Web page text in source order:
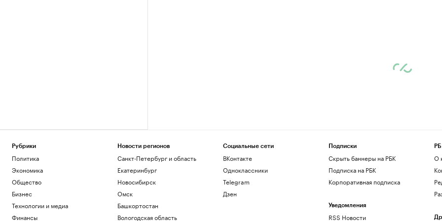
Рубрики
Политика
Экономика
Общество
Бизнес
Технологии и медиа
Финансы
Новости регионов
Санкт-Петербург и область
Екатеринбург
Новосибирск
Омск
Башкортостан
Вологодская область
Социальные сети
ВКонтакте
Одноклассники
Telegram
Дзен
Подписки
Скрыть баннеры на РБК
Подписка на РБК
Корпоративная подписка
Уведомления
RSS Новости
О